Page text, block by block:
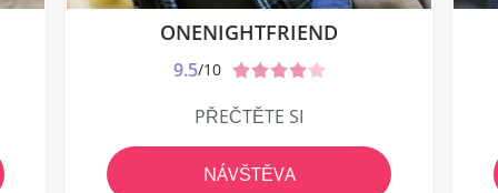
ONENIGHTFRIEND
9.5/10
PŘEČTĚTE SI
NÁVŠTĚVA